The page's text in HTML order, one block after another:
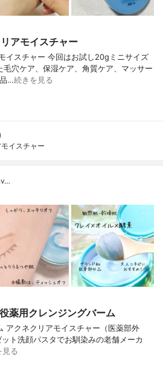
アモイスチャー
イスチャー 今回はお試し20gミニサイズ
穴ケア、保湿ケア、角質ケア、マッサー
…続きを見る
イスチャー
薬用クレンジングバーム
アクネクリアモイスチャー（医薬部外
ト洗顔パスタでお馴染みの老舗メーカ
見る